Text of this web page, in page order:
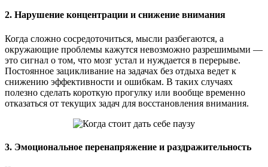
2. Нарушение концентрации и снижение внимания
Когда сложно сосредоточиться, мысли разбегаются, а
окружающие проблемы кажутся невозможно разрешимыми —
это сигнал о том, что мозг устал и нуждается в перерыве.
Постоянное зацикливание на задачах без отдыха ведет к
снижению эффективности и ошибкам. В таких случаях
полезно сделать короткую прогулку или вообще временно
отказаться от текущих задач для восстановления внимания.
3. Эмоциональное перенапряжение и раздражительность